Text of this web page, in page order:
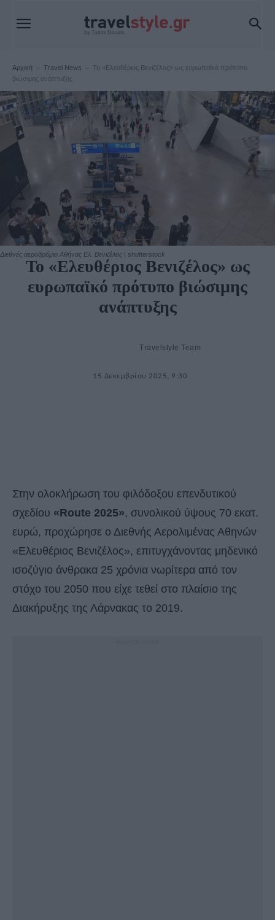
Αρχική Travel News
Το «Ελευθέριος Βενιζέλος» ως ευρωπαϊκό πρότυπο
βιώσιμης ανάπτυξης
Διεθνές αεροδρόμιο Αθήνας Ελ. Βενιζέλος | shutterstock
Travel News
Το «Ελευθέριος Βενιζέλος» ως
ευρωπαϊκό πρότυπο βιώσιμης
ανάπτυξης
Travelstyle Team
15 Δεκεμβρίου 2025, 9:30
Στην ολοκλήρωση του φιλόδοξου επενδυτικού
σχεδίου «Route 2025», συνολικού ύψους 70 εκατ.
ευρώ, προχώρησε ο Διεθνής Αερολιμένας Αθηνών
«Ελευθέριος Βενιζέλος», επιτυγχάνοντας μηδενικό
ισοζύγιο άνθρακα 25 χρόνια νωρίτερα από τον
στόχο του 2050 που είχε τεθεί στο πλαίσιο της
Διακήρυξης της Λάρνακας το 2019.